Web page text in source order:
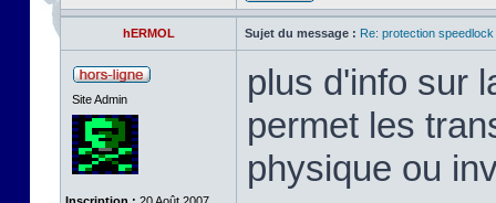
hERMOL Sujet du message : Re: protection
Site Admin
plus d'info sur
permet les
physique ou